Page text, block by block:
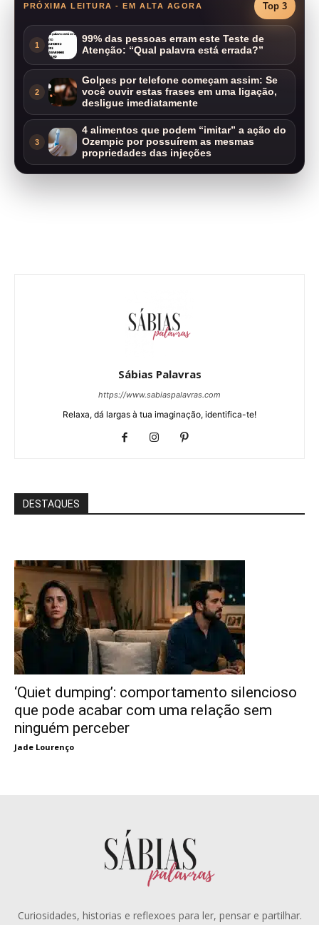
PRÓXIMA LEITURA - EM ALTA AGORA Top 3
1
99% das pessoas erram este Teste de
Atenção: “Qual palavra está errada?”
2
Golpes por telefone começam assim: Se
você ouvir estas frases em uma ligação,
desligue imediatamente
3
4 alimentos que podem “imitar” a ação do
Ozempic por possuírem as mesmas
propriedades das injeções
Sábias Palavras
https://www.sabiaspalavras.com
Relaxa, dá largas à tua imaginação, identifica-te!
DESTAQUES
‘Quiet dumping’: comportamento silencioso
que pode acabar com uma relação sem
ninguém perceber
Jade Lourenço
Curiosidades, historias e reflexoes para ler, pensar e partilhar.